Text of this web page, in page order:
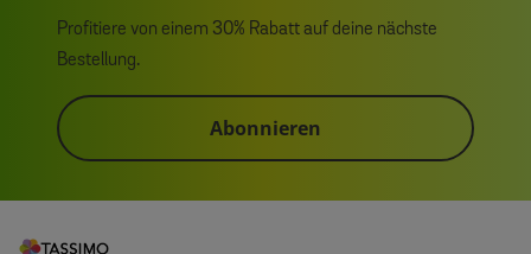
Profitiere von einem 30% Rabatt auf deine nächste
Bestellung.
Abonnieren